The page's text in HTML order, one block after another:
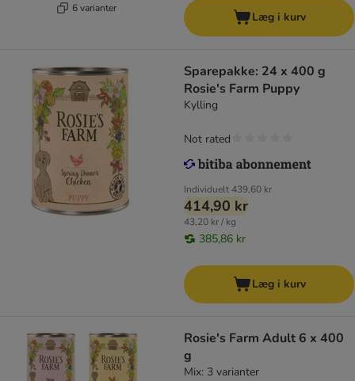
6 varianter
Læg i kurv
Sparepakke: 24 x 400 g
Rosie's Farm Puppy
Kylling
Individuelt439,60 kr
414,90 kr
43,20 kr / kg
385,86 kr
Not rated
Læg i kurv
Rosie's Farm Adult 6 x 400
g
Mix: 3 varianter